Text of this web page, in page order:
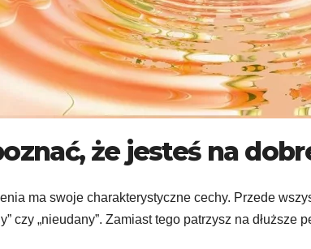
że jesteś na
ma swoje charakterystyczne cechy. Przede
czy „nieudany”. Zamiast tego patrzysz na dłuższe